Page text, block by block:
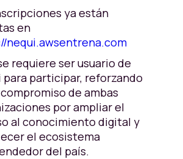
ya están
en
nequi.awsentrena.com
requiere ser usuario de
para participar, reforzando
de ambas
por ampliar el
al conocimiento digital y
el ecosistema
del país.